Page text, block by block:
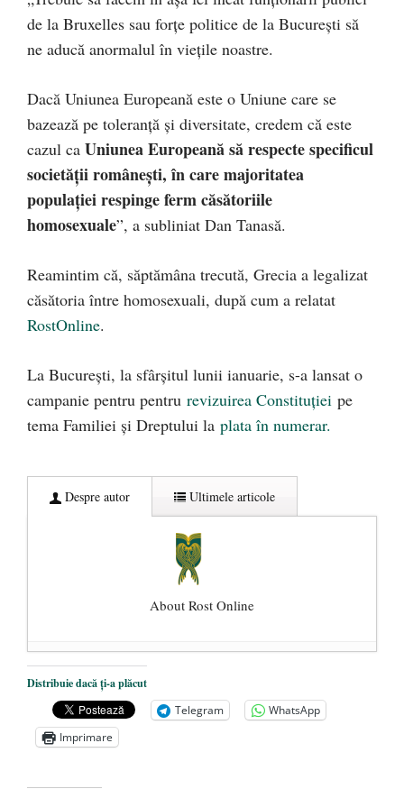
de la Bruxelles sau forțe politice de la București să
ne aducă anormalul în viețile noastre.
Dacă Uniunea Europeană este o Uniune care se
bazează pe toleranță și diversitate, credem că este
cazul ca Uniunea Europeană să respecte specificul
societății românești, în care majoritatea
populației respinge ferm căsătoriile
homosexuale”, a subliniat Dan Tanasă.
Reamintim că, săptămâna trecută, Grecia a legalizat
căsătoria între homosexuali, după cum a relatat
RostOnline.
La București, la sfârșitul lunii ianuarie, s-a lansat o
campanie pentru pentru revizuirea Constituției pe
tema Familiei și Dreptului la plata în numerar.
Despre autor Ultimele articole
About Rost Online
Dezvăluiri cutremurătoare despre
președintele Ucrainei, Volodymyr
Zelensky
- 13 mai 2026
Statul care servește Națiunea
Distribuie dacă ți-a plăcut
Telegram
WhatsApp
Imprimare